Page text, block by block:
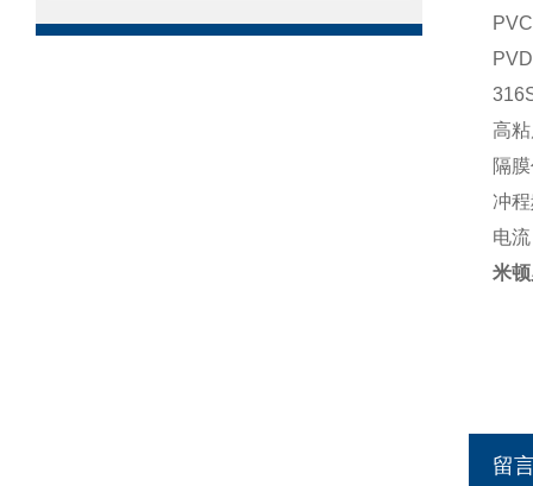
高
隔
冲
电
米
留